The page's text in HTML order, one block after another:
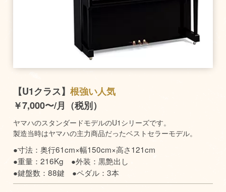
【U1クラス】根強い人気
￥7,000〜/月（税別）
ヤマハのスタンダードモデルのU1シリーズです。
製造当時はヤマハの主力商品だったベストセラーモデル。
●寸法：奥行61cm×幅150cm×高さ121cm
●重量：216Kg ●外装：黒艶出し
●鍵盤数：88鍵 ●ペダル：3本